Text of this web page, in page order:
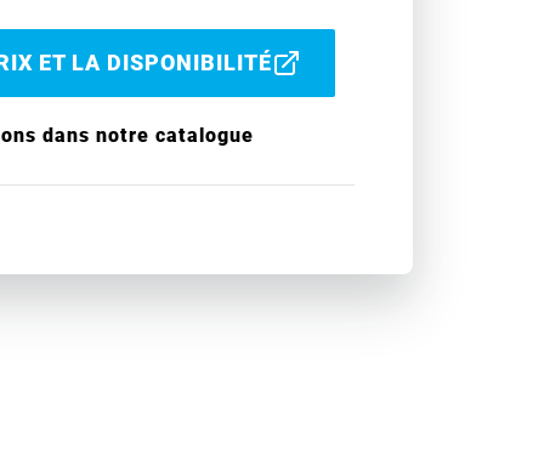
ET LA DISPONIBILITÉ
dans notre catalogue